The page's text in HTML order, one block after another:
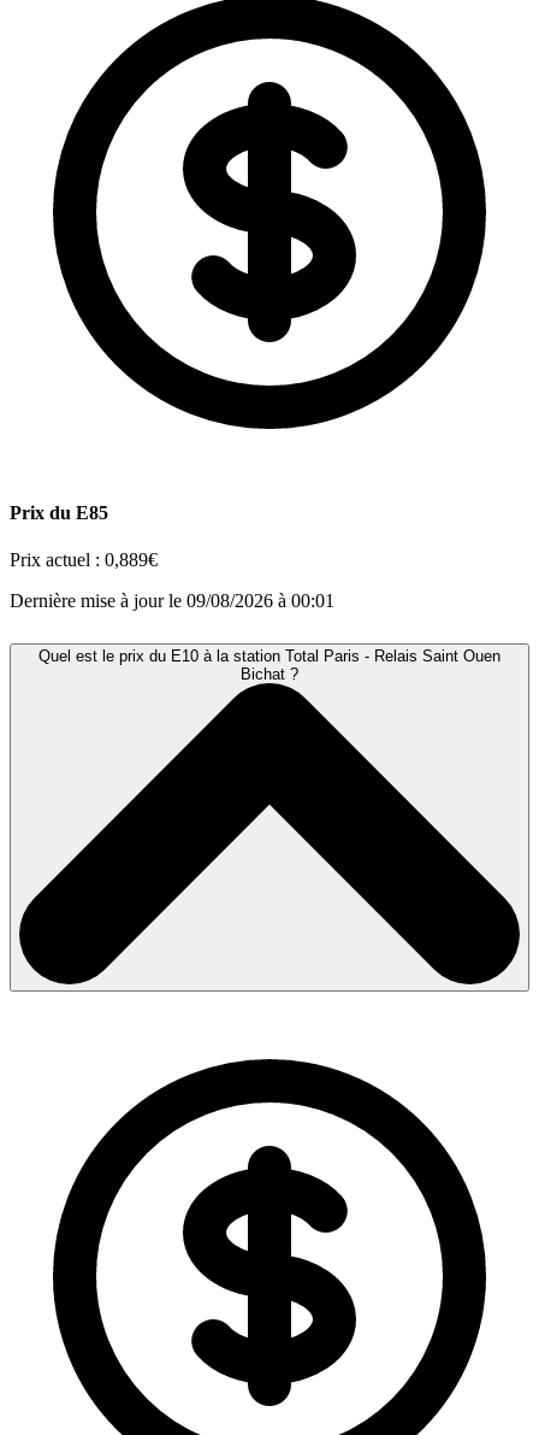
Prix du E85
Prix actuel : 0,889€
Dernière mise à jour le 09/08/2026 à 00:01
Quel est le prix du E10 à la station Total Paris - Relais Saint Ouen
Bichat ?